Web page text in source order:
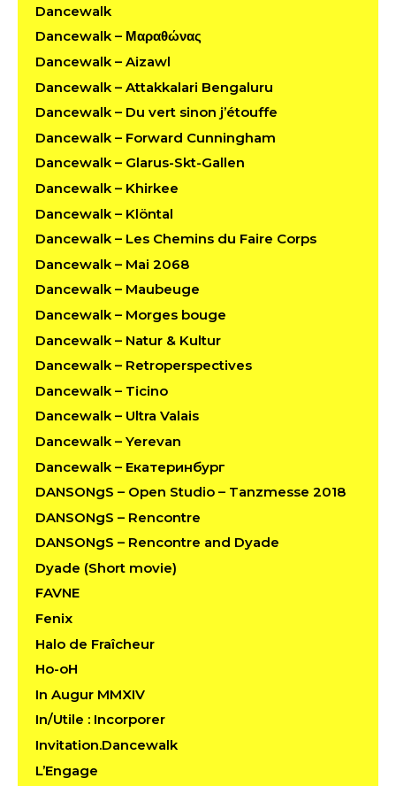
Dancewalk
Dancewalk – Μαραθώνας
Dancewalk – Aizawl
Dancewalk – Attakkalari Bengaluru
Dancewalk – Du vert sinon j’étouffe
Dancewalk – Forward Cunningham
Dancewalk – Glarus-Skt-Gallen
Dancewalk – Khirkee
Dancewalk – Klöntal
Dancewalk – Les Chemins du Faire Corps
Dancewalk – Mai 2068
Dancewalk – Maubeuge
Dancewalk – Morges bouge
Dancewalk – Natur & Kultur
Dancewalk – Retroperspectives
Dancewalk – Ticino
Dancewalk – Ultra Valais
Dancewalk – Yerevan
Dancewalk – Екатеринбург
DANSONgS – Open Studio – Tanzmesse 2018
DANSONgS – Rencontre
DANSONgS – Rencontre and Dyade
Dyade (Short movie)
FAVNE
Fenix
Halo de Fraîcheur
Ho-oH
In Augur MMXIV
In/Utile : Incorporer
Invitation.Dancewalk
L’Engage